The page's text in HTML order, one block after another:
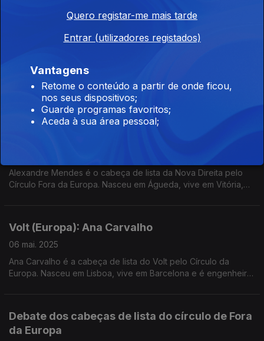
08 mai. 2025
António Ferro é o cabeça de lista da ADN-Alternativa
Democrática Nacional pelo Círculo da Europa. Nasceu em
Lisboa, vive em Bruxelas e trabalha na área da coordenação
do espaço aéreo. Entrevista de Paula Machado.
Alexandre Mendes é o cabeça de lista da Nova Direita pelo
Círculo Fora da Europa. Nasceu em Águeda, vive em Vitória,
Volt (Europa): Ana Carvalho
06 mai. 2025
Ana Carvalho é a cabeça de lista do Volt pelo Círculo da
Europa. Nasceu em Lisboa, vive em Barcelona e é engenheira
Debate dos cabeças de lista do círculo de Fora
da Europa
Quero registar-me mais tarde
Entrar (utilizadores registados)
Vantagens
Retome o conteúdo a partir de onde ficou,
nos seus dispositivos;
Guarde programas favoritos;
Aceda à sua área pessoal;